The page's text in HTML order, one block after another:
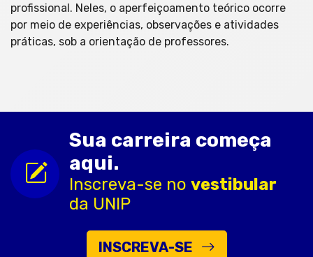
profissional. Neles, o aperfeiçoamento teórico ocorre
por meio de experiências, observações e atividades
práticas, sob a orientação de professores.
Sua carreira começa
aqui.
Inscreva-se no vestibular
da UNIP
INSCREVA-SE